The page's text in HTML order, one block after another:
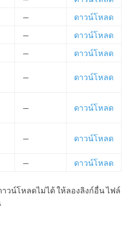
—
ดาวน์โหลด
—
ดาวน์โหลด
—
ดาวน์โหลด
— ดาวน์โหลด
— ดาวน์โหลด
— ดาวน์โหลด
— ดาวน์โหลด
วน์โหลดไม่ได้ ให้ลองลิงก์อื่น ไฟล์